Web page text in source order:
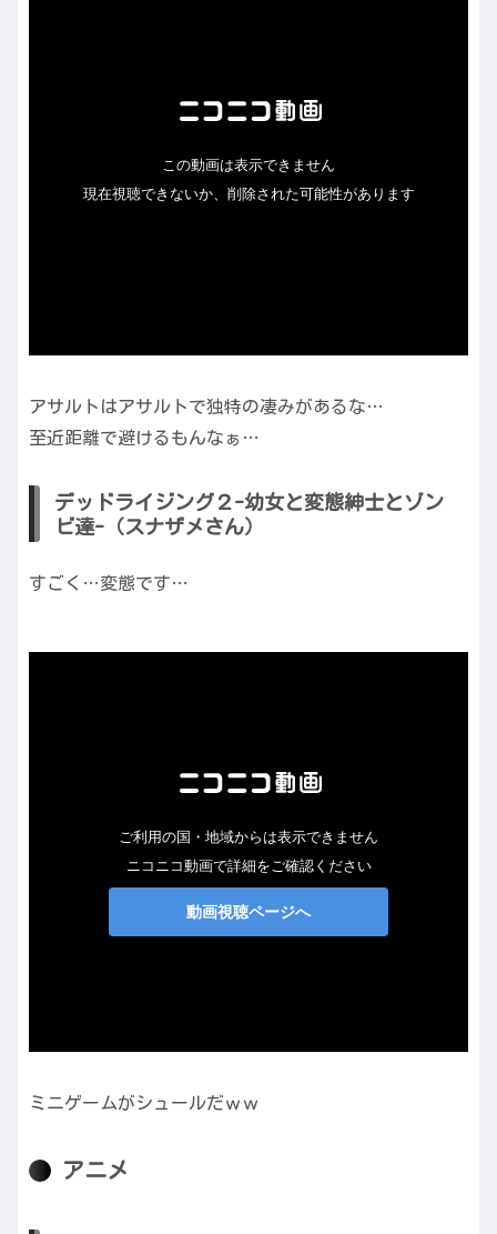
アサルトはアサルトで独特の凄みがあるな…
至近距離で避けるもんなぁ…
デッドライジング２-幼女と変態紳士とゾン
ビ達-（スナザメさん）
すごく…変態です…
ミニゲームがシュールだｗｗ
アニメ